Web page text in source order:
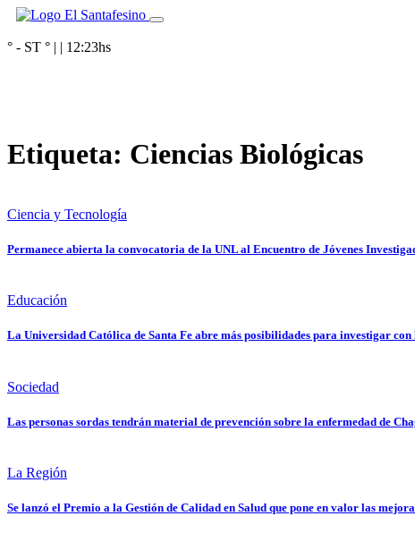
° - ST ° | | 12:23hs
Etiqueta: Ciencias Biológicas
Ciencia y Tecnología
Permanece abierta la convocatoria de la UNL al Encuentro de Jóvenes
Educación
La Universidad Católica de Santa Fe abre más posibilidades para investigar con
Sociedad
Las personas sordas tendrán material de prevención sobre la enfermedad de
La Región
Se lanzó el Premio a la Gestión de Calidad en Salud que pone en valor las